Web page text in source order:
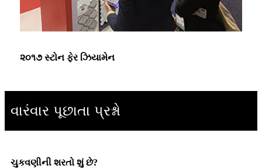
૨૦૧૭ સ્ટોન ફેર ઝિયામેન
વારંવાર પૂછાતા પ્રશ્નો
ચુકવણીની શરતો શું છે?